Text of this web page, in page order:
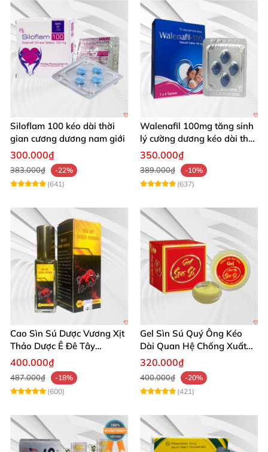
Siloflam 100 kéo dài thời
gian cương dương nam giới
300.000₫
383.000₫
-22%
(641)
Walenafil 100mg tăng sinh
lý cường dương kéo dài thời
gian
350.000₫
389.000₫
-10%
(637)
Cao Sìn Sú Dược Vương Xịt
Thảo Dược Ê Đê Tây
Nguyên Hỗ Trợ Xuất Tinh
400.000₫
487.000₫
-18%
(600)
Gel Sìn Sú Quý Ông Kéo
Dài Quan Hệ Chống Xuất
Tinh Sớm
320.000₫
400.000₫
-20%
(421)